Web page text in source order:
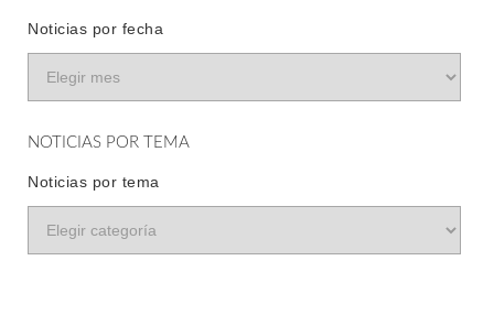
Noticias por fecha
NOTICIAS POR TEMA
Noticias por tema